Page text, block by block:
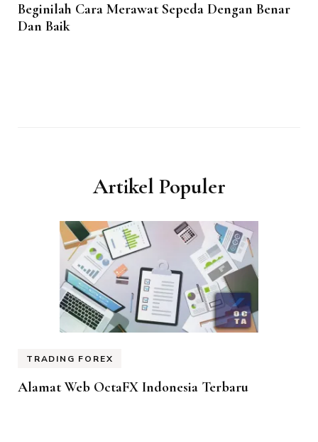
Beginilah Cara Merawat Sepeda Dengan Benar
Dan Baik
Artikel Populer
TRADING FOREX
Alamat Web OctaFX Indonesia Terbaru